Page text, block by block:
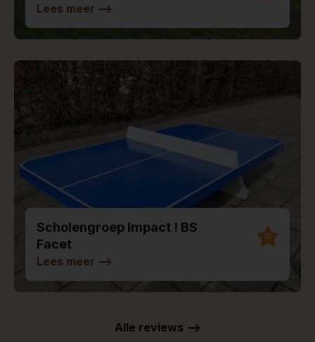
Lees meer -->
Scholengroep Impact ! BS
Facet
10
Lees meer -->
Alle reviews -->